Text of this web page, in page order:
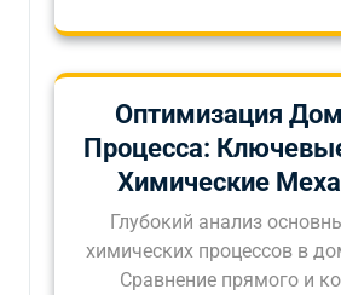
Оптимизация
Процесса:
Химические
Глубокий анализ
химических процессов в
Сравнение прямого и